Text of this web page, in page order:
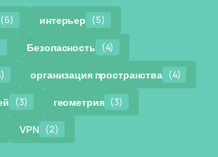
(6) интерьер (5)
Безопасность (4)
организация пространства (4)
(3) геометрия (3)
VPN (2)